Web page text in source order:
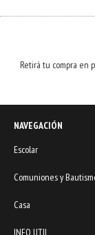
Retirá tu compra en
NAVEGACIÓN
Escolar
Comuniones y
Casa
INFO UTIL